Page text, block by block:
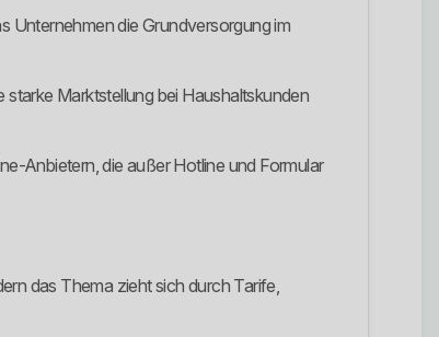
Unternehmen die Grundversorgung im
Marktstellung bei Haushaltskunden
Anbietern, die außer Hotline und Formular
das Thema zieht sich durch Tarife,